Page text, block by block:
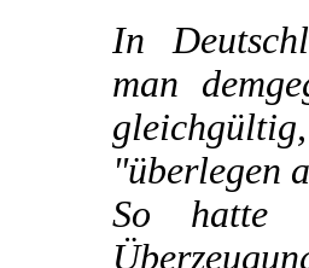
In
man
"überlegen
So hatte